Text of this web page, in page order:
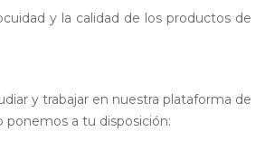
y trabajar en nuestra plataforma de
ponemos a tu disposición: